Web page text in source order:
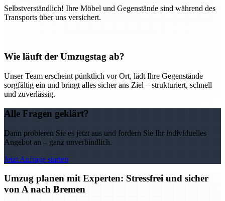
Selbstverständlich! Ihre Möbel und Gegenstände sind während des
Transports über uns versichert.
Wie läuft der Umzugstag ab?
Unser Team erscheint pünktlich vor Ort, lädt Ihre Gegenstände
sorgfältig ein und bringt alles sicher ans Ziel – strukturiert, schnell
und zuverlässig.
Alle Fragen geklärt?
Dann probieren Sie es jetzt aus und fordern Sie Ihr individuelles
Angebot an – ganz unverbindlich.
Jetzt Anfrage starten
Umzug planen mit Experten: Stressfrei und sicher
von A nach Bremen